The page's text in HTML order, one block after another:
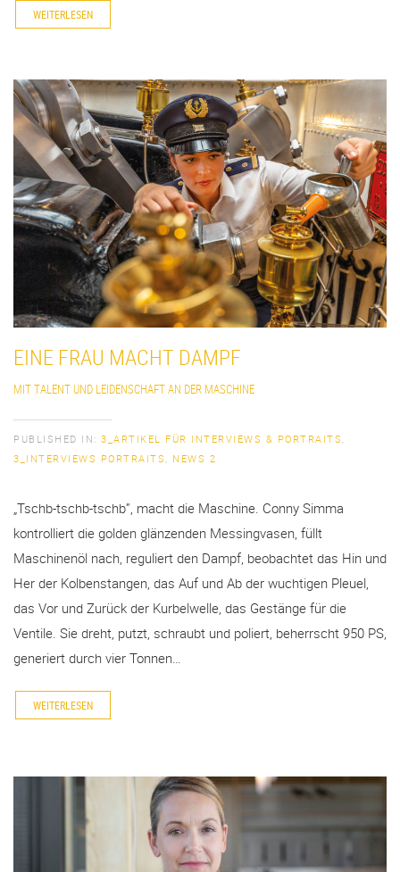
WEITERLESEN
EINE FRAU MACHT DAMPF
MIT TALENT UND LEIDENSCHAFT AN DER MASCHINE
PUBLISHED IN: 3_ARTIKEL FÜR INTERVIEWS & PORTRAITS ,
3_INTERVIEWS PORTRAITS , NEWS 2
„Tschb-tschb-tschb”, macht die Maschine. Conny Simma
kontrolliert die golden glänzenden Messingvasen, füllt
Maschinenöl nach, reguliert den Dampf, beobachtet das Hin und
Her der Kolbenstangen, das Auf und Ab der wuchtigen Pleuel,
das Vor und Zurück der Kurbelwelle, das Gestänge für die
Ventile. Sie dreht, putzt, schraubt und poliert, beherrscht 950 PS,
generiert durch vier Tonnen…
WEITERLESEN